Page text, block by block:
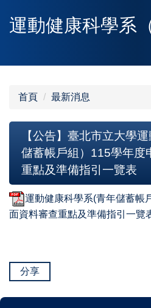
到
內
運動健康科學系
首頁 最新消息
【公告】臺北市立大學
儲蓄帳戶組）115學年度
重點及準備指引一覽表
運動健康科學系(青年儲蓄帳
面資料審查重點及準備指引一覽
分享